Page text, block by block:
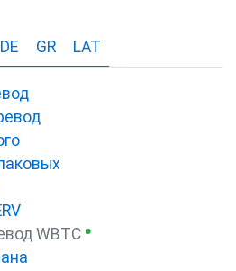
DE GR LAT
WBTC ●